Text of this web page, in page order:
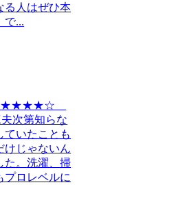
る人はぜひ本
で...
★★★★☆
次第知らな
ていたことも
けじゃないん
た。洗濯、掃
ロレベルに